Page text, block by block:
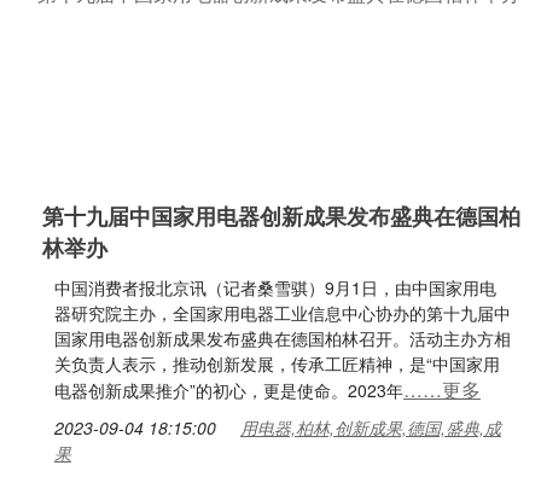
第十九届中国家用电器创新成果发布盛典在德国柏
林举办
中国消费者报北京讯（记者桑雪骐）9月1日，由中国家用电
器研究院主办，全国家用电器工业信息中心协办的第十九届中
国家用电器创新成果发布盛典在德国柏林召开。活动主办方相
关负责人表示，推动创新发展，传承工匠精神，是“中国家用
电器创新成果推介”的初心，更是使命。2023年……更多
2023-09-04 18:15:00
用电器,柏林,创新成果,德国,盛典,成
果